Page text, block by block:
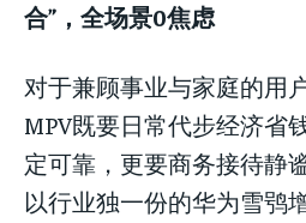
合”，全场景0焦虑
对于兼顾事业与家庭的用
MPV既要日常代步经济省
定可靠，更要商务接待静
以行业独一份的华为雪鸮